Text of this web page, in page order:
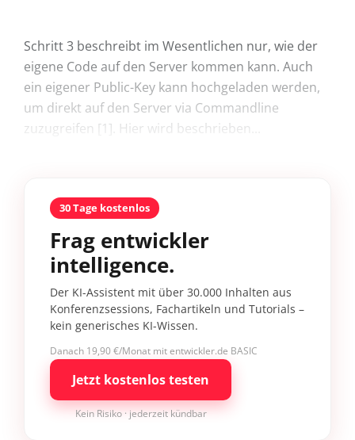
Schritt 3 beschreibt im Wesentlichen nur, wie der
eigene Code auf den Server kommen kann. Auch
ein eigener Public-Key kann hochgeladen werden,
um direkt auf den Server via Commandline
zuzugreifen [1]. Hier wird beschrieben...
30 Tage kostenlos
Frag entwickler
intelligence.
Der KI-Assistent mit über 30.000 Inhalten aus
Konferenzsessions, Fachartikeln und Tutorials –
kein generisches KI-Wissen.
Danach 19,90 €/Monat mit entwickler.de BASIC
Jetzt kostenlos testen
Kein Risiko · jederzeit kündbar